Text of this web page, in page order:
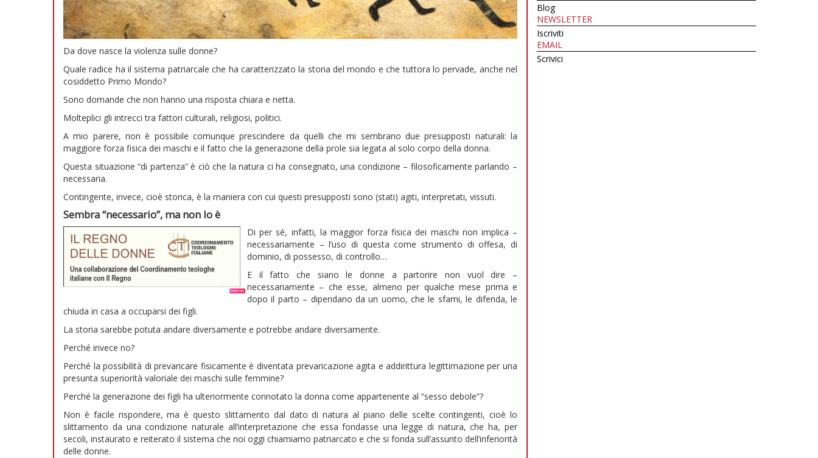
Da dove nasce la violenza sulle donne?
Quale radice ha il sistema patriarcale che ha caratterizzato la storia del mondo e che tuttora lo pervade, anche nel
cosiddetto Primo Mondo?
Sono domande che non hanno una risposta chiara e netta.
Molteplici gli intrecci tra fattori culturali, religiosi, politici.
A mio parere, non è possibile comunque prescindere da quelli che mi sembrano due presupposti naturali: la
maggiore forza fisica dei maschi e il fatto che la generazione della prole sia legata al solo corpo della donna.
Questa situazione “di partenza” è ciò che la natura ci ha consegnato, una condizione – filosoficamente parlando –
necessaria.
Contingente, invece, cioè storica, è la maniera con cui questi presupposti sono (stati) agiti, interpretati, vissuti.
Sembra “necessario”, ma non lo è
Di per sé, infatti, la maggior forza fisica dei maschi non implica –
necessariamente – l’uso di questa come strumento di offesa, di
dominio, di possesso, di controllo…
E il fatto che siano le donne a partorire non vuol dire –
necessariamente – che esse, almeno per qualche mese prima e
dopo il parto – dipendano da un uomo, che le sfami, le difenda, le
chiuda in casa a occuparsi dei figli.
La storia sarebbe potuta andare diversamente e potrebbe andare diversamente.
Perché invece no?
Perché la possibilità di prevaricare fisicamente è diventata prevaricazione agita e addirittura legittimazione per una
presunta superiorità valoriale dei maschi sulle femmine?
Perché la generazione dei figli ha ulteriormente connotato la donna come appartenente al “sesso debole”?
Non è facile rispondere, ma è questo slittamento dal dato di natura al piano delle scelte contingenti, cioè lo
slittamento da una condizione naturale all’interpretazione che essa fondasse una legge di natura, che ha, per
secoli, instaurato e reiterato il sistema che noi oggi chiamiamo patriarcato e che si fonda sull’assunto dell’inferiorità
delle donne.
Blog
NEWSLETTER
Iscriviti
EMAIL
Scrivici